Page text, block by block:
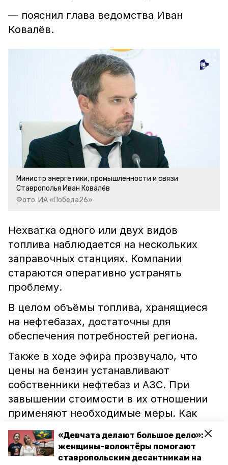
«Девчата делают большое дело»:
женщины-волонтёры помогают
ставропольским десантникам на
— пояснил глава ведомства Иван
Ковалёв.
Министр энергетики, промышленности и связи
Ставрополья Иван Ковалёв
Фото: ИА «Победа26»
Нехватка одного или двух видов
топлива наблюдается на нескольких
заправочных станциях. Компании
стараются оперативно устранять
проблему.
В целом объёмы топлива, хранящиеся
на нефтебазах, достаточны для
обеспечения потребностей региона.
Также в ходе эфира прозвучало, что
цены на бензин устанавливают
собственники нефтебаз и АЗС. При
завышении стоимости в их отношении
применяют необходимые меры. Как
передаёт
источник, на сегодняшний день
нарушений в формировании рыночной